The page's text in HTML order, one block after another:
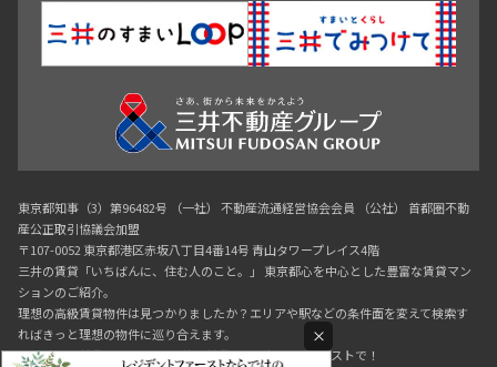
東京都知事（3）第96482号 （一社） 不動産流通経営協会会員 （公社） 首都圏不動
産公正取引協議会加盟
〒107-0052 東京都港区赤坂八丁目4番14号 青山タワープレイス4階
三井の賃貸「いちばんに、住む人のこと。」 東京都心を中心とした豊富な賃貸マン
ションのご紹介。
理想の高級賃貸物件は見つかりましたか？エリアや駅などの条件面を変えて検索す
ればきっと理想の物件に巡り合えます。
都心の高級賃貸物件探しは[三井の賃貸]レジデントファーストで！
×